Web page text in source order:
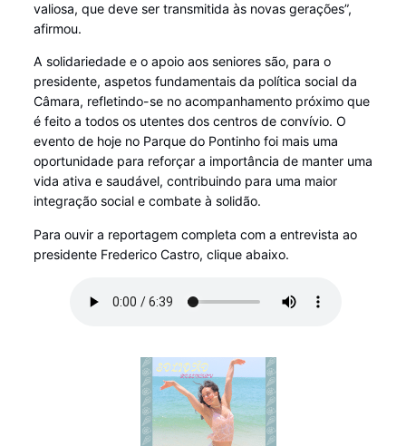
valiosa, que deve ser transmitida às novas gerações”,
afirmou.
A solidariedade e o apoio aos seniores são, para o
presidente, aspetos fundamentais da política social da
Câmara, refletindo-se no acompanhamento próximo que
é feito a todos os utentes dos centros de convívio. O
evento de hoje no Parque do Pontinho foi mais uma
oportunidade para reforçar a importância de manter uma
vida ativa e saudável, contribuindo para uma maior
integração social e combate à solidão.
Para ouvir a reportagem completa com a entrevista ao
presidente Frederico Castro, clique abaixo.